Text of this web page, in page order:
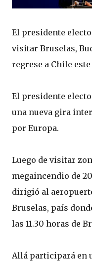
El presidente
visitar Bruselas,
regrese a Chile este
El presidente
una nueva gira
por Europa.
Luego de visitar
megaincendio de
dirigió al
Bruselas, país
las 11.30 horas de
Allá participará en